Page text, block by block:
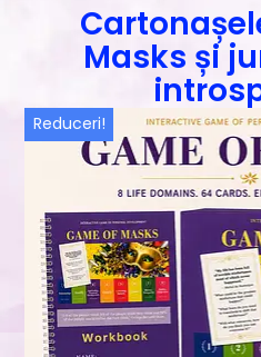
Masks și
Reduceri!